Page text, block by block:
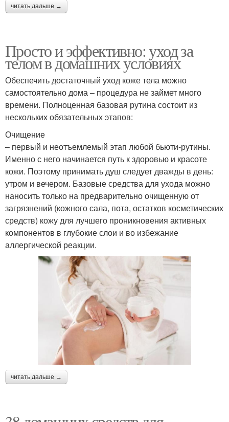
читать дальше →
Просто и эффективно: уход за
телом в домашних условиях
Обеспечить достаточный уход коже тела можно
самостоятельно дома – процедура не займет много
времени. Полноценная базовая рутина состоит из
нескольких обязательных этапов:
Очищение
– первый и неотъемлемый этап любой бьюти-рутины.
Именно с него начинается путь к здоровью и красоте
кожи. Поэтому принимать душ следует дважды в день:
утром и вечером. Базовые средства для ухода можно
наносить только на предварительно очищенную от
загрязнений (кожного сала, пота, остатков косметических
средств) кожу для лучшего проникновения активных
компонентов в глубокие слои и во избежание
аллергической реакции.
читать дальше →